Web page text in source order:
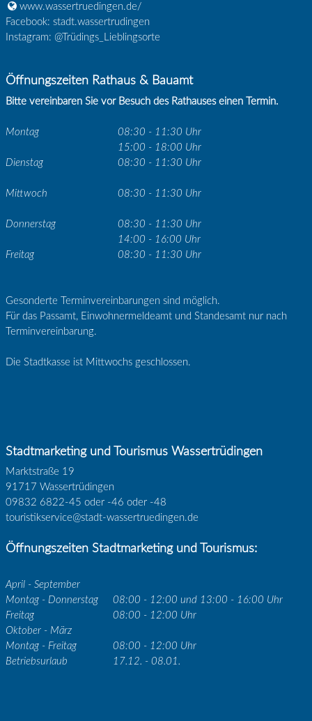
www.wassertruedingen.de/
Facebook: stadt.wassertrudingen
Instagram: @Trüdings_Lieblingsorte
Öffnungszeiten Rathaus & Bauamt
Bitte vereinbaren Sie vor Besuch des Rathauses einen Termin.
Montag
08:30 - 11:30 Uhr
15:00 - 18:00 Uhr
Dienstag
08:30 - 11:30 Uhr
Mittwoch 08:30 - 11:30 Uhr
Donnerstag
08:30 - 11:30 Uhr
14:00 - 16:00 Uhr
Freitag
08:30 - 11:30 Uhr
Gesonderte Terminvereinbarungen sind möglich.
Für das Passamt, Einwohnermeldeamt und Standesamt nur nach
Terminvereinbarung.
Die Stadtkasse ist Mittwochs geschlossen.
Stadtmarketing und Tourismus Wassertrüdingen
Marktstraße 19
91717 Wassertrüdingen
09832 6822-45 oder -46 oder -48
touristikservice@stadt-wassertruedingen.de
Öffnungszeiten Stadtmarketing und Tourismus:
April - September
Montag - Donnerstag
08:00 - 12:00 und 13:00 - 16:00 Uhr
Freitag
08:00 - 12:00 Uhr
Oktober - März
Montag - Freitag
08:00 - 12:00 Uhr
Betriebsurlaub
17.12. - 08.01.